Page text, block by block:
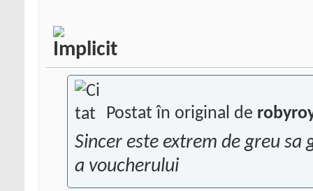
Postat în original de
Sincer este extrem de greu
a voucherului